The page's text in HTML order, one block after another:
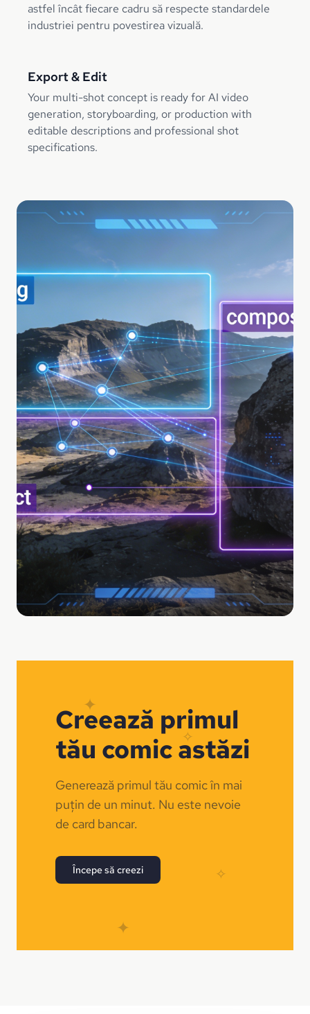
astfel încât fiecare cadru să respecte standardele
industriei pentru povestirea vizuală.
Export & Edit
Your multi-shot concept is ready for AI video
generation, storyboarding, or production with
editable descriptions and professional shot
specifications.
✦
✧
✦
✧
Creează primul
tău comic astăzi
Generează primul tău comic în mai
puțin de un minut. Nu este nevoie
de card bancar.
Începe să creezi